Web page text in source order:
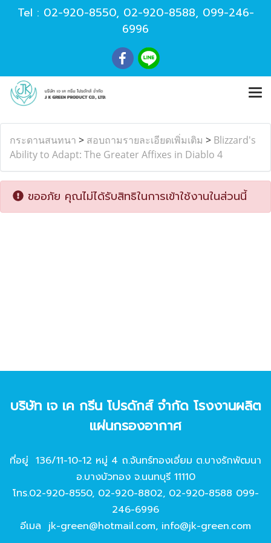
Tel : 02-920-8550, 02-920-8588, 099-246-
6996
กระดานสนทนา > สอบถามรายละเอียดเพิ่มเติม > Blizzard's
Ability to Adapt: The Greater Affixes in Diablo 4
ขออภัย คุณไม่ได้รับสิทธิในการเข้าใช้งานในส่วนนี้
บริษัท เจ เค กรีน โปรดักส์ จํากัด โรงงานผลิต
แผ่นกรองอากาศ
ที่อยู่ 136/11-10-12 หมู่ 4 ถ.จันทร์ทองเอี่ยม ต.บางรักพัฒนา
อ.บางบัวทอง จ.นนทบุรี 11110
โทร.02-920-8550, 02-920-8802, 02-920-8588 099-
246-6996
อีเมล jk-green@hotmail.com, info@jk-green.com